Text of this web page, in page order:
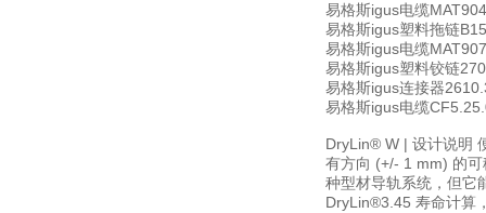
易格斯igus电缆
易格斯igus塑料拖链
易格斯igus电缆
易格斯igus塑料铰链
易格斯igus连接器
易格斯igus电缆
DryLin® W | 设计说明
有方向 (+/- 1 mm) 的
种型材导轨系统，但它
DryLin®3.45 寿命计算